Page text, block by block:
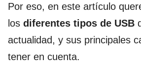
Por eso, en este artículo
los diferentes tipos de USB
actualidad, y sus principales
tener en cuenta.